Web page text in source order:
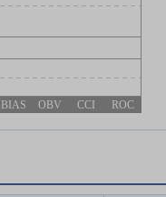
BIAS OBV CCI ROC